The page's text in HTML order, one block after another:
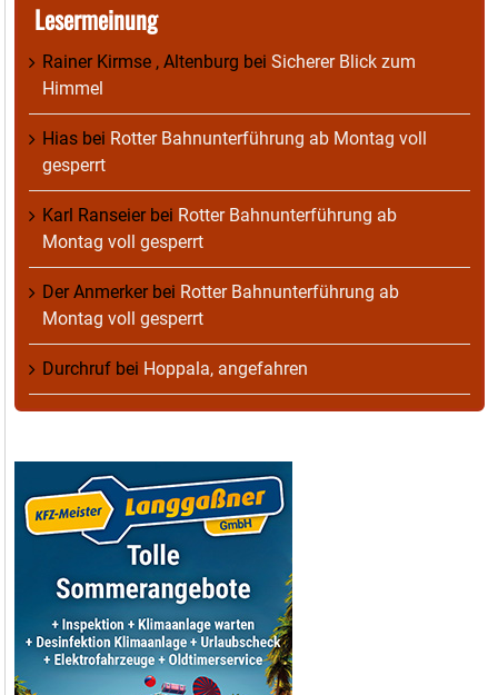
Lesermeinung
Rainer Kirmse , Altenburg bei Sicherer Blick zum
Himmel
Hias bei Rotter Bahnunterführung ab Montag voll
gesperrt
Karl Ranseierbei Rotter Bahnunterführung ab
Montag voll gesperrt
Der Anmerkerbei Rotter Bahnunterführung ab
Montag voll gesperrt
Durchruf bei Hoppala, angefahren